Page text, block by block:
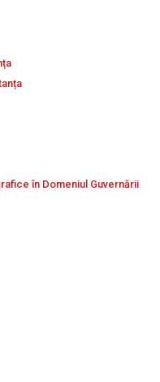
în Domeniul Guvernării